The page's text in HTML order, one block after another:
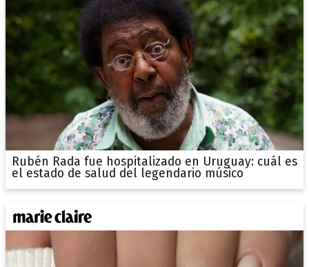
Rubén Rada fue hospitalizado en Uruguay: cuál es
el estado de salud del legendario músico